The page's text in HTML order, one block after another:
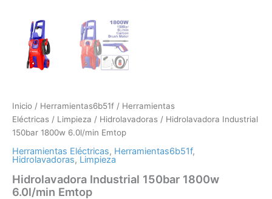
Inicio / Herramientas6b51f / Herramientas
Eléctricas / Limpieza / Hidrolavadoras / Hidrolavadora Industrial
150bar 1800w 6.0l/min Emtop
Herramientas Eléctricas, Herramientas6b51f,
Hidrolavadoras, Limpieza
Hidrolavadora Industrial 150bar 1800w
6.0l/min Emtop